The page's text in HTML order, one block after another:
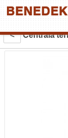
< Centrala